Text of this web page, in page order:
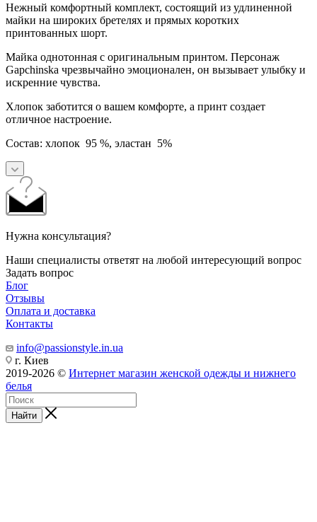
Нежный комфортный комплект, состоящий из удлиненной
майки на широких бретелях и прямых коротких
принтованных шорт.
Майка однотонная с оригинальным принтом. Персонаж
Gapchinska чрезвычайно эмоционален, он вызывает улыбку и
искренние чувства.
Хлопок заботится о вашем комфорте, а принт создает
отличное настроение.
Состав: хлопок 95 %, эластан 5%
Нужна консультация?
Наши специалисты ответят на любой интересующий вопрос
Задать вопрос
Блог
Отзывы
Оплата и доставка
Контакты
info@passionstyle.in.ua
г. Киев
2019-2026 © Интернет магазин женской одежды и нижнего
белья
Найти